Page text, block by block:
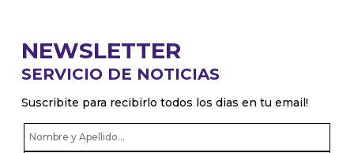
Juan Carlos Sanchetta: "La gente no llega al día 15
del mes"
NEWSLETTER
SERVICIO DE NOTICIAS
Suscribite para recibirlo todos los dias en tu email!